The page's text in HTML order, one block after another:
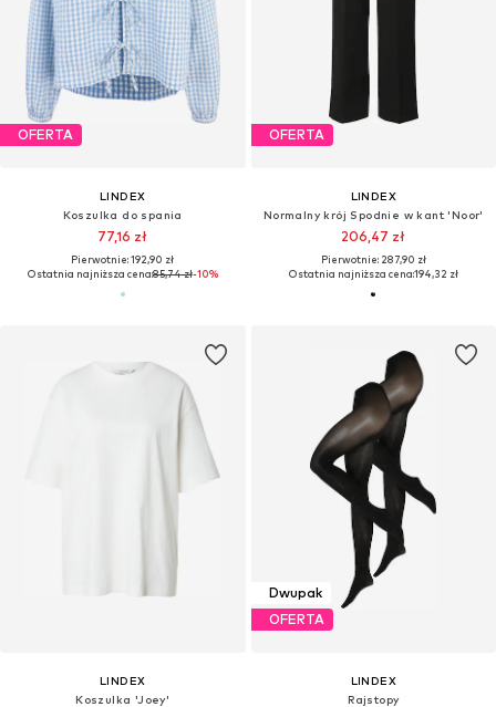
OFERTA
LINDEX
Koszulka do spania
77,16 zł
Pierwotnie: 192,90 zł
Ostatnia najniższa cena:85,74 zł-10%
OFERTA
LINDEX
Normalny krój Spodnie w kant 'Noor'
206,47 zł
Pierwotnie: 287,90 zł
Ostatnia najniższa cena:194,32 zł
LINDEX
Koszulka 'Joey'
Dwupak
OFERTA
LINDEX
Rajstopy